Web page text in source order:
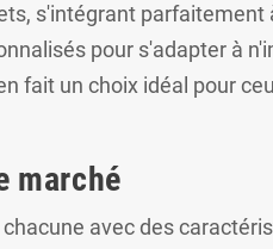
s'intégrant
pour s'adapter à
fait un choix idéal pour
marché
avec des